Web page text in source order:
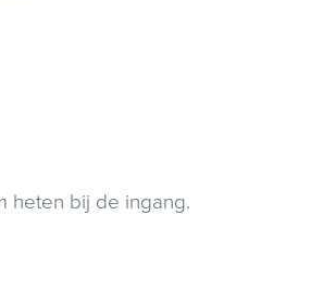
heten bij de ingang.